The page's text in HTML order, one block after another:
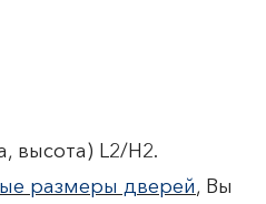
высота) L2/H2.
размеры дверей, Вы